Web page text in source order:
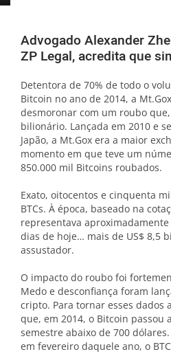
vietnamese
Advogado Alexander
ZP Legal, acredita que
Detentora de 70% de todo o
Bitcoin no ano de 2014, a
desmoronar com um roubo
bilionário. Lançada em 2010 e
Japão, a Mt.Gox era a maior
momento em que teve um
850.000 mil Bitcoins roubados.
Exato, oitocentos e cinquenta
BTCs. À época, baseado na
representava aproximadamente
dias de hoje… mais de US$ 8,5
assustador.
O impacto do roubo foi
Medo e desconfiança foram
cripto. Para tornar esses dados
que, em 2014, o Bitcoin
semestre abaixo de 700
em fevereiro daquele ano, o